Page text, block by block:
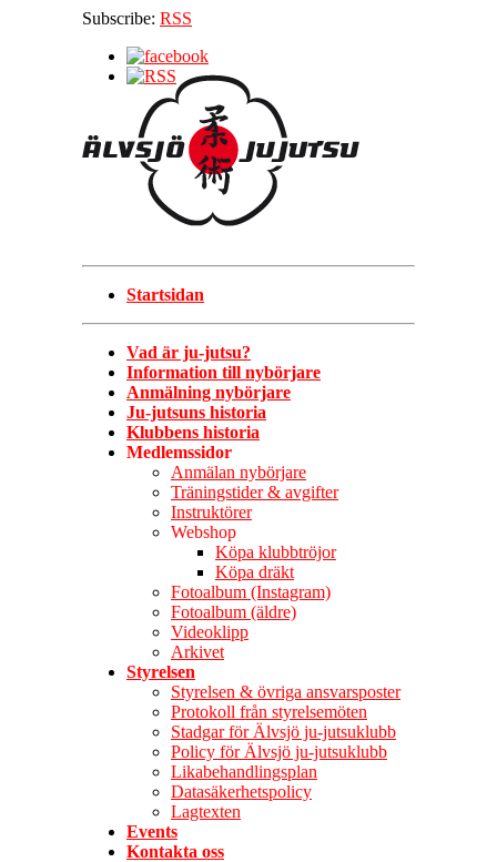
Subscribe: RSS
Startsidan
Vad är ju-jutsu?
Information till nybörjare
Anmälning nybörjare
Ju-jutsuns historia
Klubbens historia
Medlemssidor
Anmälan nybörjare
Träningstider & avgifter
Instruktörer
Webshop
Köpa klubbtröjor
Köpa dräkt
Fotoalbum (Instagram)
Fotoalbum (äldre)
Videoklipp
Arkivet
Styrelsen
Styrelsen & övriga ansvarsposter
Protokoll från styrelsemöten
Stadgar för Älvsjö ju-jutsuklubb
Policy för Älvsjö ju-jutsuklubb
Likabehandlingsplan
Datasäkerhetspolicy
Lagtexten
Events
Kontakta oss